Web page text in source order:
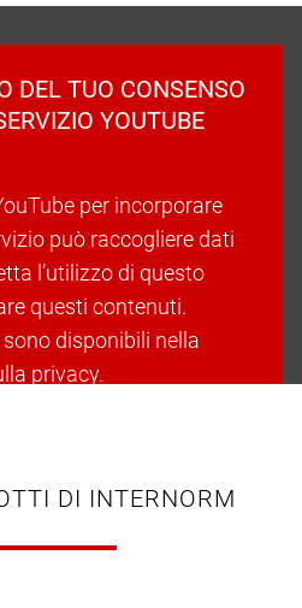
DEL TUO CONSENSO
YOUTUBE
per incorporare
può raccogliere dati
l’utilizzo di questo
questi contenuti.
disponibili nella
privacy.
DI INTERNORM